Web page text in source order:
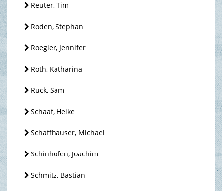
Reuter, Tim
Roden, Stephan
Roegler, Jennifer
Roth, Katharina
Rück, Sam
Schaaf, Heike
Schaffhauser, Michael
Schinhofen, Joachim
Schmitz, Bastian